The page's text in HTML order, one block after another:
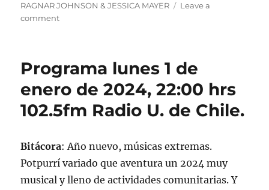
RAGNAR JOHNSON & JESSICA MAYER
Leave a
commenton
1
de
enero
de
2024
Programa lunes 1 de
enero de 2024, 22:00 hrs
102.5fm Radio U. de Chile.
Bitácora: Año nuevo, músicas extremas.
Potpurrí variado que aventura un 2024 muy
musical y lleno de actividades comunitarias. Y